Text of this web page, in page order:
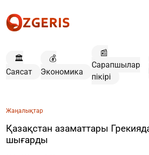
🏛️
Саясат
💰
Экономика
📰
Сарапшылар
пікірі
Жаңалықтар
Қазақстан азаматтары
шығарды